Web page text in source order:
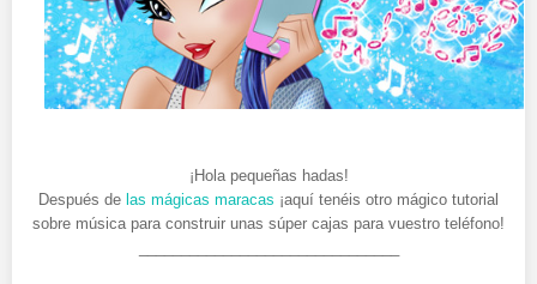
¡Hola pequeñas hadas!
Después de las mágicas maracas ¡aquí tenéis otro mágico tutorial
sobre música para construir unas súper cajas para vuestro teléfono!